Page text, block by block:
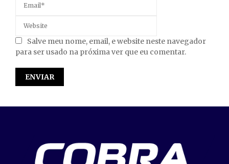
Salve meu nome, email, e website neste navegador
para ser usado na próxima ver que eu comentar.